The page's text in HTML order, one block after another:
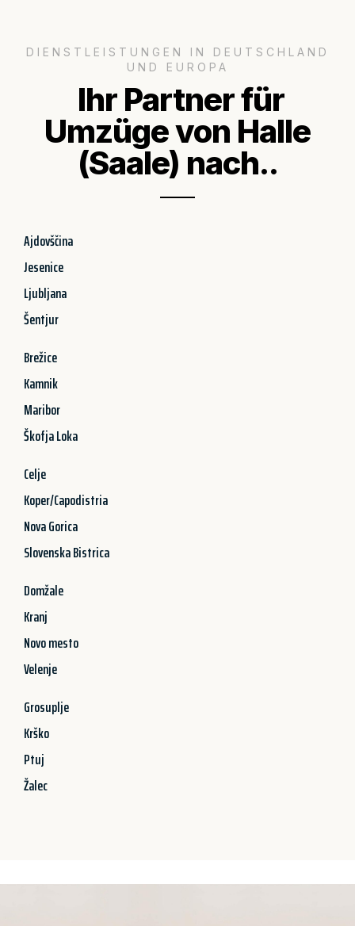
DIENSTLEISTUNGEN IN DEUTSCHLAND
UND EUROPA
Ihr Partner für
Umzüge von Halle
(Saale) nach..
Ajdovščina
Jesenice
Ljubljana
Šentjur
Brežice
Kamnik
Maribor
Škofja Loka
Celje
Koper/Capodistria
Nova Gorica
Slovenska Bistrica
Domžale
Kranj
Novo mesto
Velenje
Grosuplje
Krško
Ptuj
Žalec